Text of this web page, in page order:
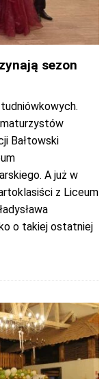
sezon
Bałtowski
A już w
z Liceum
o takiej ostatniej